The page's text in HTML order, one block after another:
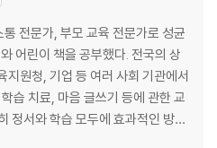
태도
?
까?
전문가, 부모 교육 전문가로 성균
어린이 책을 공부했다. 전국의 상
원청, 기업 등 여러 사회 기관에서
습 치료, 마음 글쓰기 등에 관한 교
정서와 학습 모두에 효과적인 방법
국독서치료학회 이사, 맑은숲아동